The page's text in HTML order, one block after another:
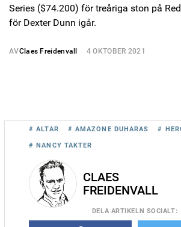
Series ($74.200) för treåriga ston på
för Dexter Dunn igår.
AVClaes Freidenvall 4 OKTOBER 2021
# ALTAR # AMAZONE DUHARAS #
# NANCY TAKTER
CLAES
FREIDENVALL
DELA ARTIKELN SOCIALT: